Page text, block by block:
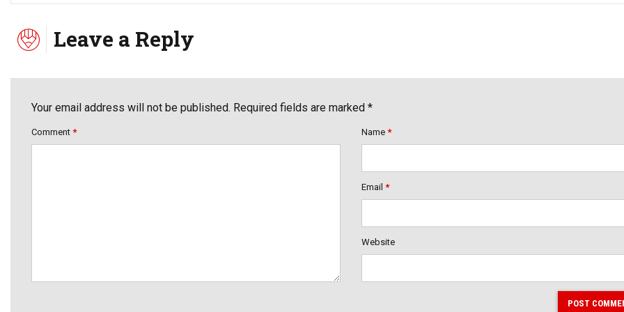
Leave a Reply
Your email address will not be published. Required fields are marked *
Comment * Name *
Email *
Website
POST